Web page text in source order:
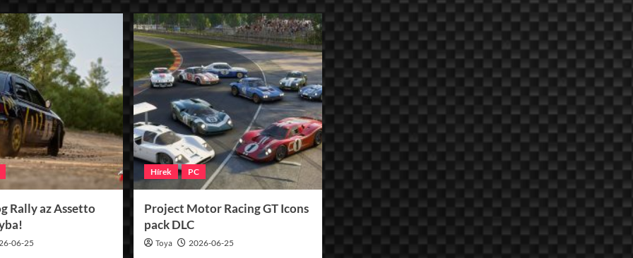
Rally az Assetto
06-25
Hírek PC
Project Motor Racing GT Icons
pack DLC
Toya 2026-06-25